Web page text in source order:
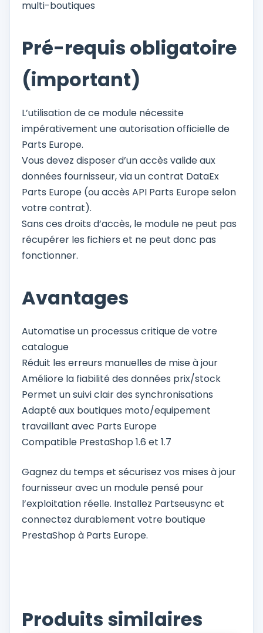
multi-boutiques
Pré-requis obligatoire
(important)
L’utilisation de ce module nécessite
impérativement une autorisation officielle de
Parts Europe.
Vous devez disposer d’un accès valide aux
données fournisseur, via un contrat DataEx
Parts Europe (ou accès API Parts Europe selon
votre contrat).
Sans ces droits d’accès, le module ne peut pas
récupérer les fichiers et ne peut donc pas
fonctionner.
Avantages
Automatise un processus critique de votre
catalogue
Réduit les erreurs manuelles de mise à jour
Améliore la fiabilité des données prix/stock
Permet un suivi clair des synchronisations
Adapté aux boutiques moto/equipement
travaillant avec Parts Europe
Compatible PrestaShop 1.6 et 1.7
Gagnez du temps et sécurisez vos mises à jour
fournisseur avec un module pensé pour
l’exploitation réelle. Installez Partseusync et
connectez durablement votre boutique
PrestaShop à Parts Europe.
Produits similaires